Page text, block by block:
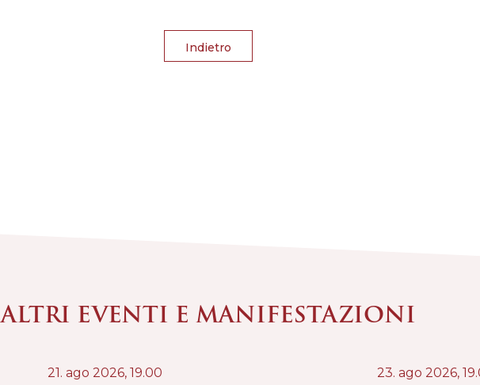
Indietro
ALTRI EVENTI E MANIFESTAZIONI
21. ago 2026, 19.00 23. ago 2026,